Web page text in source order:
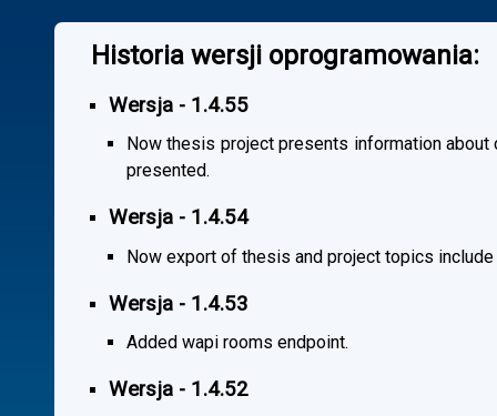
Historia wersji oprogramowania:
Wersja - 1.4.55
Now thesis project presents information
presented.
Wersja - 1.4.54
Now export of thesis and project topics
Wersja - 1.4.53
Added wapi rooms endpoint.
Wersja - 1.4.52